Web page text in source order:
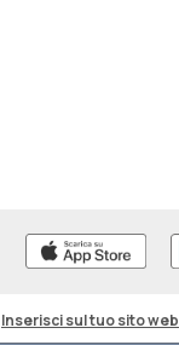
Inserisci sul tuo sito web